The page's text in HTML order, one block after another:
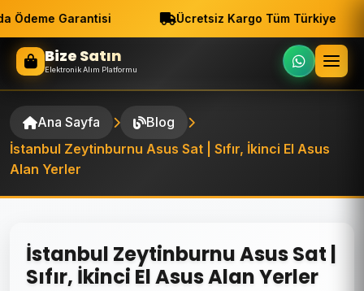
Ödeme Garantisi Ücretsiz Kargo Tüm Türkiye
Bize Satın
Elektronik Alım Platformu
Ana Sayfa
Blog
İstanbul Zeytinburnu Asus Sat | Sıfır, İkinci El Asus
Alan Yerler
İstanbul Zeytinburnu Asus Sat |
Sıfır, İkinci El Asus Alan Yerler